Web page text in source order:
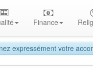
expressément votre
Finance